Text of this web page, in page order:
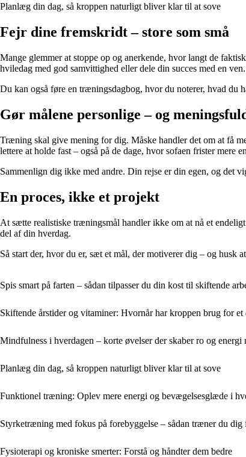
Planlæg din dag, så kroppen naturligt bliver klar til at sove
Fejr dine fremskridt – store som små
Mange glemmer at stoppe op og anerkende, hvor langt de
hviledag med god samvittighed eller dele din succes med en ven.
Du kan også føre en træningsdagbog, hvor du noterer, hvad du
Gør målene personlige – og
Træning skal give mening for dig. Måske handler det om at få
lettere at holde fast – også på de dage, hvor sofaen frister mere
Sammenlign dig ikke med andre. Din rejse er din egen, og det
En proces, ikke et projekt
At sætte realistiske træningsmål handler ikke om at nå et
del af din hverdag.
Så start der, hvor du er, sæt et mål, der motiverer dig – og husk
Spis smart på farten – sådan tilpasser du din kost til skiftende
Skiftende årstider og vitaminer: Hvornår har kroppen brug for et
Mindfulness i hverdagen – korte øvelser der skaber ro og energi
Planlæg din dag, så kroppen naturligt bliver klar til at sove
Funktionel træning: Oplev mere energi og bevægelsesglæde i
Styrketræning med fokus på forebyggelse – sådan træner du dig
Fysioterapi og kroniske smerter: Forstå og håndter dem bedre